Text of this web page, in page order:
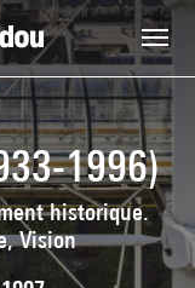
1996)
historique.
Vision